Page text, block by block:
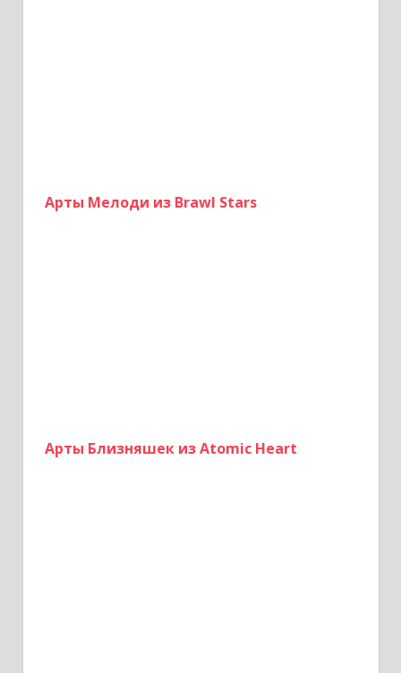
Арты Мелоди из Brawl Stars
Арты Близняшек из Atomic Heart